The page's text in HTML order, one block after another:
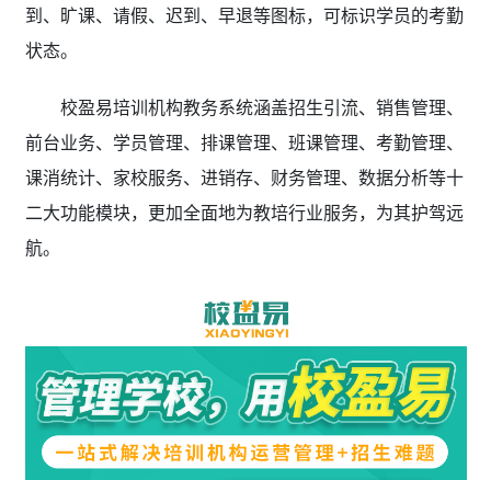
到、旷课、请假、迟到、早退等图标，可标识学员的考勤
状态。
校盈易培训机构教务系统涵盖招生引流、销售管理、
前台业务、学员管理、排课管理、班课管理、考勤管理、
课消统计、家校服务、进销存、财务管理、数据分析等十
二大功能模块，更加全面地为教培行业服务，为其护驾远
航。